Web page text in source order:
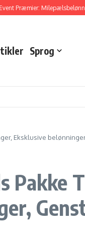
Milepælsbelønninger,
Sprog
Eksklusive
Pakke